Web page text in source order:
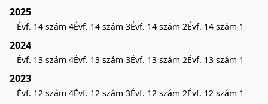
2025
Évf. 14 szám 4Évf. 14 szám 3Évf. 14 szám 2Évf. 14 szám 1
2024
Évf. 13 szám 4Évf. 13 szám 3Évf. 13 szám 2Évf. 13 szám 1
2023
Évf. 12 szám 4Évf. 12 szám 3Évf. 12 szám 2Évf. 12 szám 1